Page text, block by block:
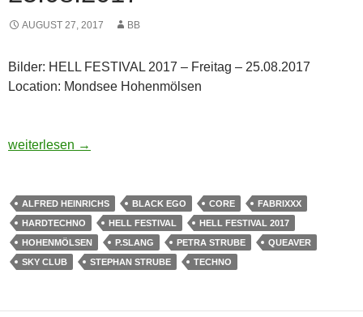
AUGUST 27, 2017 BB
Bilder: HELL FESTIVAL 2017 – Freitag – 25.08.2017
Location: Mondsee Hohenmölsen
Bilder: HELL FESTIVAL 2017 – Freitag – 25.08.2017
weiterlesen →
ALFRED HEINRICHS BLACK EGO CORE
FABRIXXX
HARDTECHNO
HELL FESTIVAL
HELL FESTIVAL 2017
HOHENMÖLSEN
P.SLANG PETRA STRUBE
QUEAVER
SKY CLUB
STEPHAN STRUBE TECHNO